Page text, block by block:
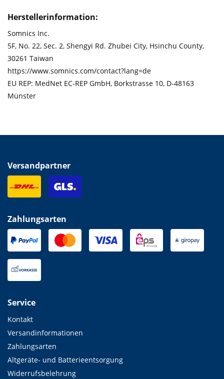
Herstellerinformation:
Somnics Inc.
5F, No. 22, Sec. 2, Shengyi Rd. Zhubei City, Hsinchu County,
30261 Taiwan
https://www.somnics.com/contact?lang=de
EU REP: MedNet EC-REP GmbH, Borkstrasse 10, D-48163
Münster
Versandpartner
Zahlungsarten
Service
Kontakt
Versandinformationen
Zahlungsarten
Altgeräte- und Batterieentsorgung
Widerrufsbelehrung